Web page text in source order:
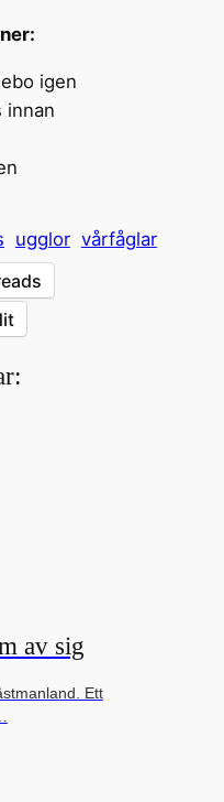
igen
innan
ugglor vårfåglar
av sig
Ett